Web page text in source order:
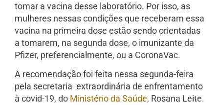
tomar a vacina desse laboratório. Por isso, as
mulheres nessas condições que receberam essa
vacina na primeira dose estão sendo orientadas
a tomarem, na segunda dose, o imunizante da
Pfizer, preferencialmente, ou a CoronaVac.
A recomendação foi feita nessa segunda-feira
pela secretaria extraordinária de enfrentamento
à covid-19, do Ministério da Saúde, Rosana Leite.